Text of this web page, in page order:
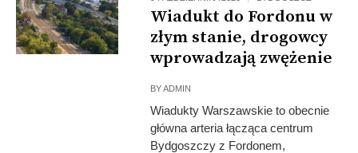
Wiadukt do Fordonu w
złym stanie, drogowcy
wprowadzają zwężenie
BYADMIN
Wiadukty Warszawskie to obecnie
główna arteria łącząca centrum
Bydgoszczy z Fordonem,